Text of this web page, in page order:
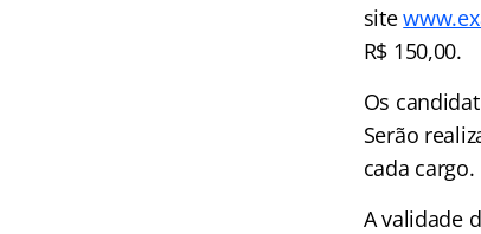
site
R$ 150,00.
Os
Serão
cada cargo.
A validade